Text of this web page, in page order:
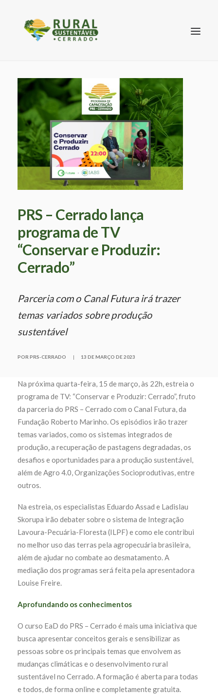
SEARCH
PRS – Cerrado lança
programa de TV
“Conservar e Produzir:
Cerrado”
Parceria com o Canal Futura irá trazer
temas variados sobre produção
sustentável
POR PRS-CERRADO | 13 DE MARÇO DE 2023
Na próxima quarta-feira, 15 de março, às 22h, estreia o
programa de TV: “Conservar e Produzir: Cerrado”, fruto
da parceria do PRS – Cerrado com o Canal Futura, da
Fundação Roberto Marinho. Os episódios irão trazer
temas variados, como os sistemas integrados de
produção, a recuperação de pastagens degradadas, os
desafios e oportunidades para a produção sustentável,
além de Agro 4.0, Organizações Socioprodutivas, entre
outros.
Na estreia, os especialistas Eduardo Assad e Ladislau
Skorupa irão debater sobre o sistema de Integração
Lavoura-Pecuária-Floresta (ILPF) e como ele contribui
no melhor uso das terras pela agropecuária brasileira,
além de ajudar no combate ao desmatamento. A
mediação dos programas será feita pela apresentadora
Louise Freire.
Aprofundando os conhecimentos
O curso EaD do PRS – Cerrado é mais uma iniciativa que
busca apresentar conceitos gerais e sensibilizar as
pessoas sobre os principais temas que envolvem as
mudanças climáticas e o desenvolvimento rural
sustentável no Cerrado. A formação é aberta para todas
e todos, de forma online e completamente gratuita.